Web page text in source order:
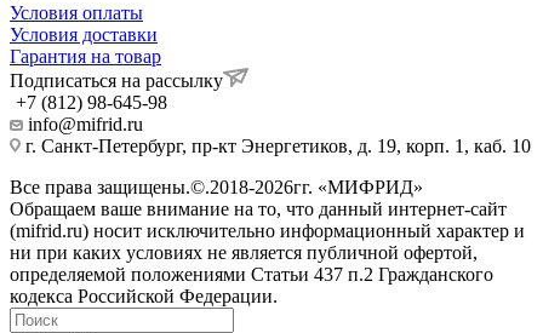
Условия оплаты
Условия доставки
Гарантия на товар
Подписаться на рассылку
+7 (812) 98-645-98
info@mifrid.ru
г. Санкт-Петербург, пр-кт Энергетиков, д. 19, корп. 1, каб. 10
Все права защищены.©.2018-2026гг. «МИФРИД»
Обращаем ваше внимание на то, что данный интернет-сайт
(mifrid.ru) носит исключительно информационный характер и
ни при каких условиях не является публичной офертой,
определяемой положениями Статьи 437 п.2 Гражданского
кодекса Российской Федерации.